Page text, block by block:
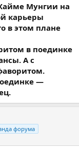
Мунгии на
карьеры
в этом плане
в поединке
А с
—
форума